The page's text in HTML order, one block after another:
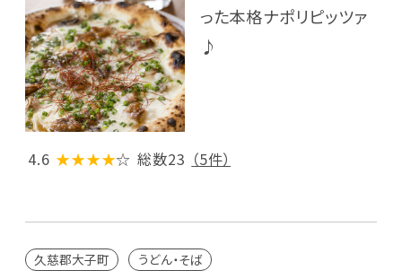
った本格ナポリピッツァ
♪
4.6 ★★★★☆ 総数23 （5件）
久慈郡大子町 うどん・そば